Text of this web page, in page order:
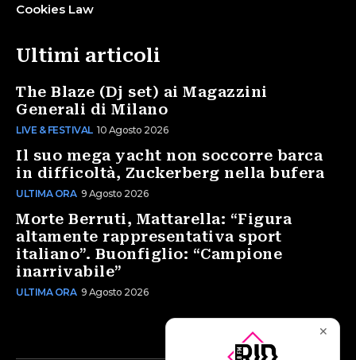
Cookies Law
Ultimi articoli
The Blaze (Dj set) ai Magazzini
Generali di Milano
LIVE & FESTIVAL 10 Agosto 2026
Il suo mega yacht non soccorre barca
in difficoltà, Zuckerberg nella bufera
ULTIMA ORA 9 Agosto 2026
Morte Berruti, Mattarella: “Figura
altamente rappresentativa sport
italiano”. Buonfiglio: “Campione
inarrivabile”
ULTIMA ORA 9 Agosto 2026
✕